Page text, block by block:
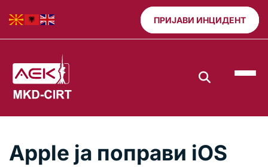
ПРИЈАВИ ИНЦИДЕНТ
Apple ја поправи iOS